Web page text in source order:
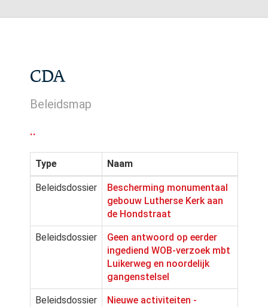
CDA
Beleidsmap
..
Type Naam
Beleidsdossier
Bescherming monumentaal
gebouw Lutherse Kerk aan
de Hondstraat
Beleidsdossier
Geen antwoord op eerder
ingediend WOB-verzoek mbt
Luikerweg en noordelijk
gangenstelsel
Beleidsdossier
Nieuwe activiteiten -